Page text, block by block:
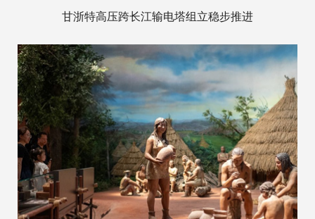
甘浙特高压跨长江输电塔组立稳步推进